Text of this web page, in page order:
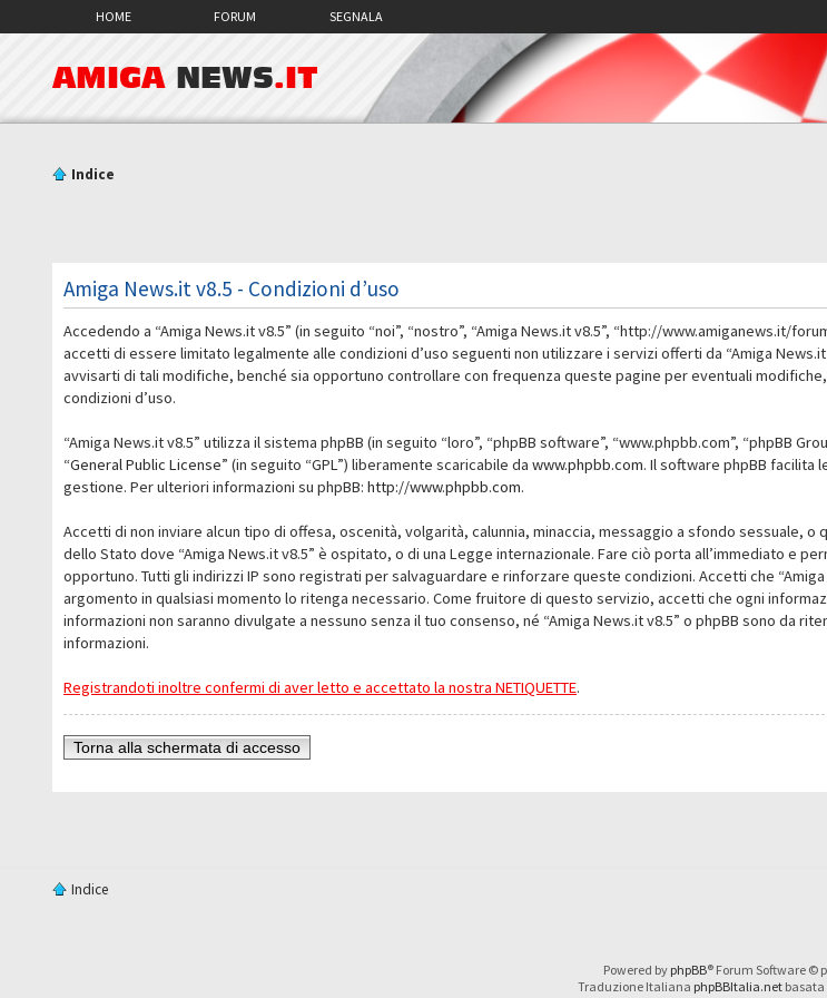
HOME FORUM SEGNALA
AMIGA NEWS.IT
Indice
Amiga News.it v8.5 - Condizioni d’uso
Accedendo a “Amiga News.it v8.5” (in seguito “noi”, “nostro”, “Amiga News.it v8.5”, “http://www.amiganews.it/
accetti di essere limitato legalmente alle condizioni d’uso seguenti non utilizzare i servizi offerti da “Amiga
avvisarti di tali modifiche, benché sia opportuno controllare con frequenza queste pagine per eventuali
condizioni d’uso.
“Amiga News.it v8.5” utilizza il sistema phpBB (in seguito “loro”, “phpBB software”, “www.phpbb.com”, “phpBB
“General Public License” (in seguito “GPL”) liberamente scaricabile dawww.phpbb.com. Il software phpBB facilita
gestione. Per ulteriori informazioni su phpBB:http://www.phpbb.com.
Accetti di non inviare alcun tipo di offesa, oscenità, volgarità, calunnia, minaccia, messaggio a sfondo sessuale,
dello Stato dove “Amiga News.it v8.5” è ospitato, o di una Legge internazionale. Fare ciò porta all’immediato e
opportuno. Tutti gli indirizzi IP sono registrati per salvaguardare e rinforzare queste condizioni. Accetti che
argomento in qualsiasi momento lo ritenga necessario. Come fruitore di questo servizio, accetti che ogni
informazioni non saranno divulgate a nessuno senza il tuo consenso, né “Amiga News.it v8.5” o phpBB sono da
informazioni.
Registrandoti inoltre confermi di aver letto e accettato la nostra NETIQUETTE.
Torna alla schermata di accesso
Indice
Powered by phpBB® Forum Software ©
Traduzione Italiana phpBBItalia.netbasata